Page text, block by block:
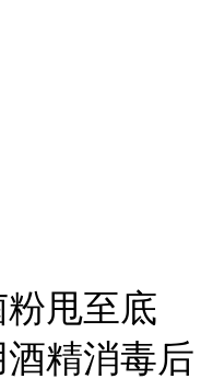
甩至底
精消毒后